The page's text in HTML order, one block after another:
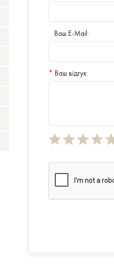
Ваш E-Mail:
* Ваш відгук: